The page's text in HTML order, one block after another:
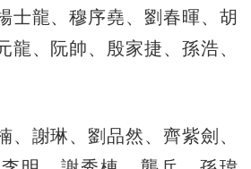
龍、穆序堯、劉春暉、胡
龍、阮帥、殷家捷、孫浩、
謝琳、劉品然、齊紫劍、